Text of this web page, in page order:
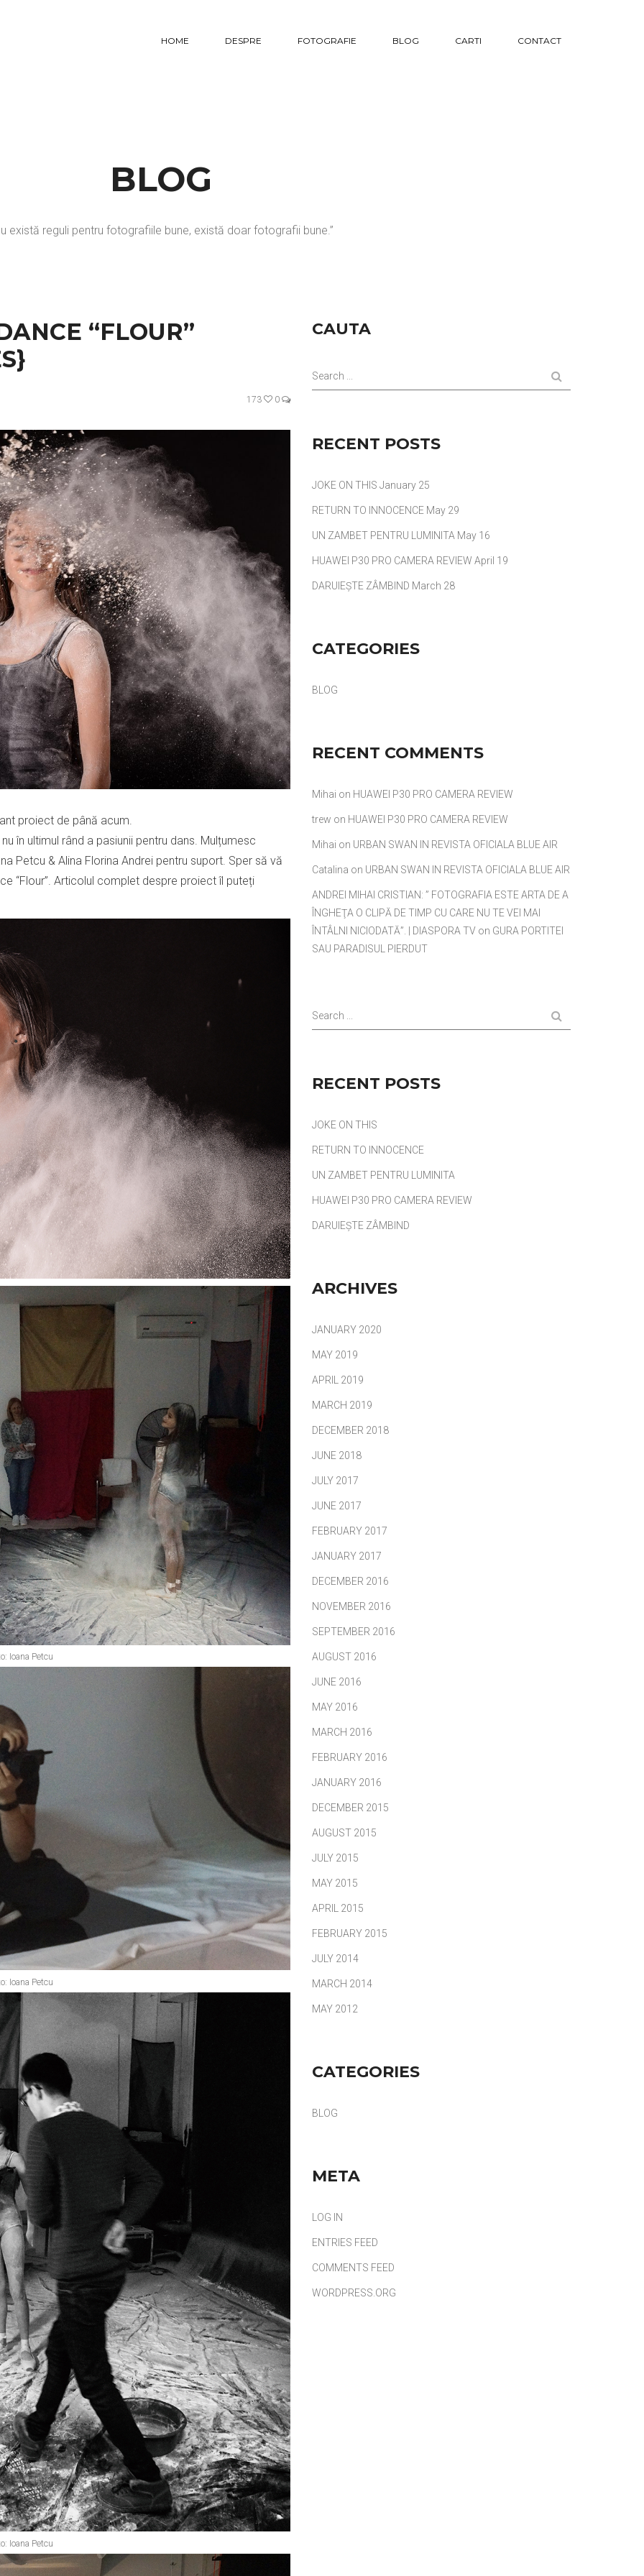
HOME DESPRE FOTOGRAFIE BLOG CARTI CONTACT
BLOG
există reguli pentru fotografiile bune, există doar fotografii bune.”
“FLOUR”
173 0
proiect de până acum.
în ultimul rând a pasiunii pentru dans. Mulțumesc
Petcu & Alina Florina Andrei pentru suport. Sper să vă
“Flour”. Articolul complet despre proiect îl puteți
Ioana Petcu
Ioana Petcu
Ioana Petcu
CAUTA
Search ...
RECENT POSTS
JOKE ON THIS January 25
RETURN TO INNOCENCE May 29
UN ZAMBET PENTRU LUMINITA May 16
HUAWEI P30 PRO CAMERA REVIEW April 19
DARUIEȘTE ZÂMBIND March 28
CATEGORIES
BLOG
RECENT COMMENTS
Mihai on HUAWEI P30 PRO CAMERA REVIEW
trew on HUAWEI P30 PRO CAMERA REVIEW
Mihai on URBAN SWAN IN REVISTA OFICIALA BLUE AIR
Catalina on URBAN SWAN IN REVISTA OFICIALA BLUE AIR
ANDREI MIHAI CRISTIAN: ” FOTOGRAFIA ESTE ARTA DE A
ÎNGHEŢA O CLIPĂ DE TIMP CU CARE NU TE VEI MAI
ÎNTÂLNI NICIODATĂ”. | DIASPORA TV on GURA PORTITEI
SAU PARADISUL PIERDUT
Search ...
RECENT POSTS
JOKE ON THIS
RETURN TO INNOCENCE
UN ZAMBET PENTRU LUMINITA
HUAWEI P30 PRO CAMERA REVIEW
DARUIEȘTE ZÂMBIND
ARCHIVES
JANUARY 2020
MAY 2019
APRIL 2019
MARCH 2019
DECEMBER 2018
JUNE 2018
JULY 2017
JUNE 2017
FEBRUARY 2017
JANUARY 2017
DECEMBER 2016
NOVEMBER 2016
SEPTEMBER 2016
AUGUST 2016
JUNE 2016
MAY 2016
MARCH 2016
FEBRUARY 2016
JANUARY 2016
DECEMBER 2015
AUGUST 2015
JULY 2015
MAY 2015
APRIL 2015
FEBRUARY 2015
JULY 2014
MARCH 2014
MAY 2012
CATEGORIES
BLOG
META
LOG IN
ENTRIES FEED
COMMENTS FEED
WORDPRESS.ORG